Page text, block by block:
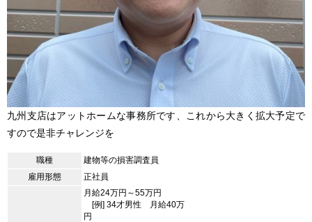
九州支店はアットホームな事務所です、これから大きく拡大予定で
すので是非チャレンジを
職種
建物等の損害調査員
雇用形態
正社員
月給24万円～55万円
[例] 34才男性 月給40万
円